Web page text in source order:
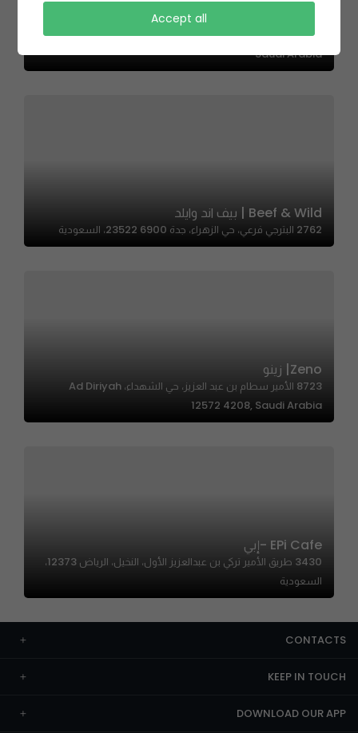
7588 Al Amir Sultan, حي الزهراء، Jeddah 23425 3986,
Saudi Arabia
Beef & Wild | بيف اند وايلد
2762 البترجي فرعي، حي الزهراء، جدة 23522 6900، السعودية
Zeno| زينو
8723 الأمير سطام بن عبد العزيز، حي الشهداء، Ad Diriyah
12572 4208, Saudi Arabia
EPi Cafe -إبي
3430 طريق الأمير تركي بن عبدالعزيز الأول، النخيل، الرياض 12373،
السعودية
CONTACTS
KEEP IN TOUCH
DOWNLOAD OUR APP
Accept all